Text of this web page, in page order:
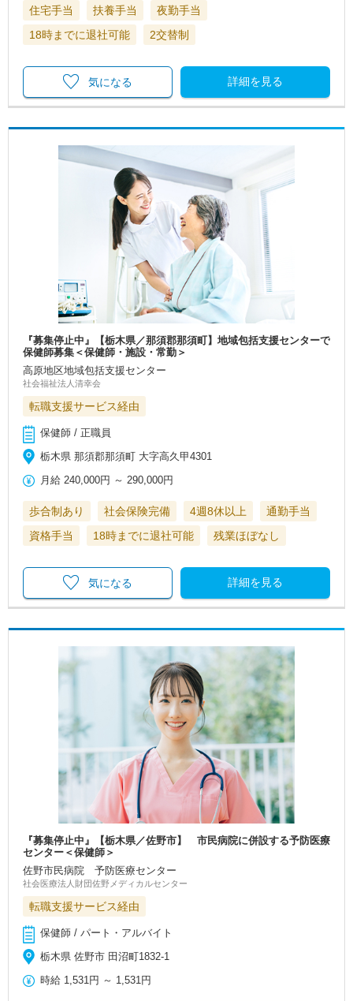
住宅手当
扶養手当
夜勤手当
18時までに退社可能
2交替制
詳細を見る
気になる
『募集停止中』【栃木県／那須郡那須町】地域包括支援センターで
保健師募集＜保健師・施設・常勤＞
高原地区地域包括支援センター
社会福祉法人清幸会
転職支援サービス経由
保健師 / 正職員
栃木県 那須郡那須町 大字高久甲4301
月給 240,000円 ～ 290,000円
歩合制あり 社会保険完備 4週8休以上
通勤手当
資格手当
18時までに退社可能 残業ほぼなし
詳細を見る
気になる
『募集停止中』【栃木県／佐野市】 市民病院に併設する予防医療
センター＜保健師＞
佐野市民病院 予防医療センター
社会医療法人財団佐野メディカルセンター
転職支援サービス経由
保健師 / パート・アルバイト
栃木県 佐野市 田沼町1832‐1
時給 1,531円 ～ 1,531円